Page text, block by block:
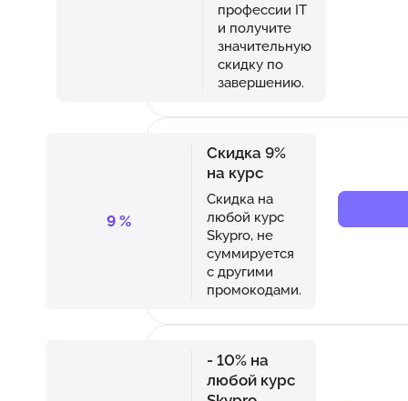
профессии IT
и получите
значительную
скидку по
завершению.
9 %
Скидка 9%
на курс
Скидка на
любой курс
Skypro, не
суммируется
с другими
промокодами.
- 10% на
любой курс